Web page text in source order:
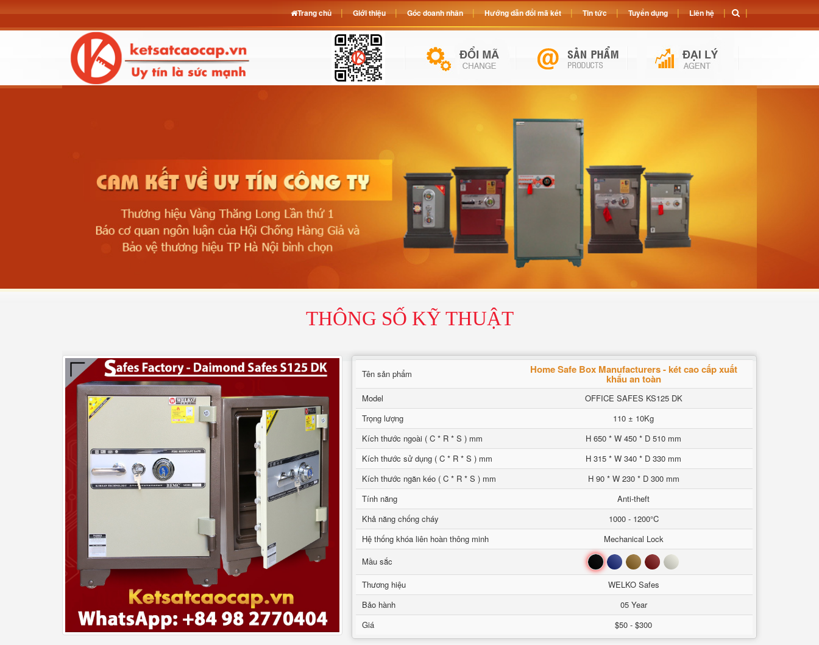
THÔNG SỐ KỸ THUẬT
Tên sản phẩm Home Safe Box Manufacturers - két cao cấp xuất
khẩu an toàn
Model
OFFICE SAFES KS125 DK
Trọng lượng
110 ± 10Kg
Kích thước ngoài ( C * R * S ) mm
H 650 * W 450 * D 510 mm
Kích thước sử dụng ( C * R * S ) mm
H 315 * W 340 * D 330 mm
Kích thước ngăn kéo ( C * R * S ) mm
H 90 * W 230 * D 300 mm
Tính năng
Anti-theft
Khả năng chống cháy
1000 - 1200°C
Hệ thống khóa liên hoàn thông minh
Mechanical Lock
Mầu sắc
Đen Xanh Nâu Đỏ Trắng
Thương hiệu
WELKO Safes
Bảo hành
05 Year
Giá
$50 - $300
Trang chủ Giới thiệu Góc doanh nhân Hướng dẫn đổi mã két Tin tức Tuyển dụng Liên hệ